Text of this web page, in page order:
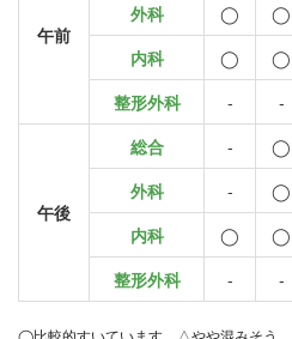
午前
外科
◯ ◯
内科
◯ ◯
整形外科
- -
午後
総合 - ◯
外科
- ◯
内科
◯ ◯
整形外科
- -